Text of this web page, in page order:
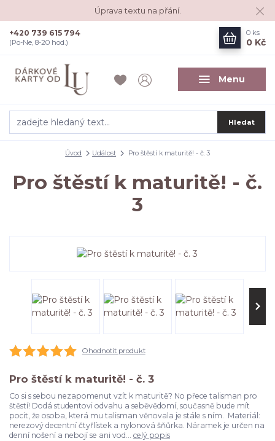
Úprava textu na přání.
Menu
Hledat
+420 739 615 794
(Po-Ne, 8-20 hod.)
0 ks
0 Kč
Úvod Událost Pro štěstí k maturitě! - č. 3
Pro štěstí k maturitě! - č.
3
Ohodnotit produkt
Pro štěstí k maturitě! - č. 3
Co si s sebou nezapomenut vzít k maturitě? No přece talisman pro
štěstí! Dodá studentovi odvahu a seběvědomí, současně bude mít
pocit, že osoba, která mu talisman věnovala je stále s ním. Materiál:
nerezový decentní čtyřlístek a nylonová šňůrka. Náramek je určen na
denní nošení a nebojí se ani vod... celý popis